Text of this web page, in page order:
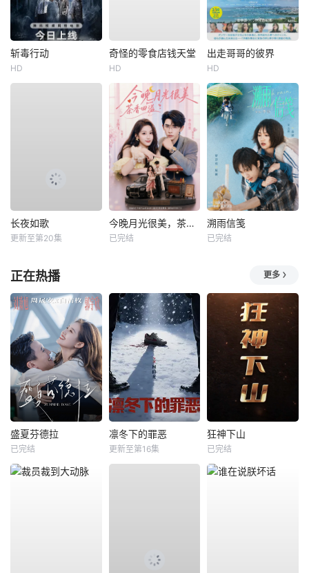
斩毒行动
HD
奇怪的零食店钱天堂
HD
出走哥哥的彼界
HD
长夜如歌
更新至第20集
今晚月光很美，茶香四溢
已完结
溯雨信笺
已完结
正在热播 更多
盛夏芬德拉
已完结
凛冬下的罪恶
更新至第16集
狂神下山
已完结